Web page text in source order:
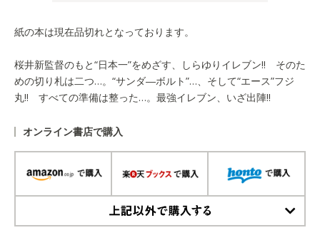
紙の本は現在品切れとなっております。
桜井新監督のもと“日本一”をめざす、しらゆりイレブン!! そのた
めの切り札は二つ…。“サンダ―ボルト”…、そして“エース”フジ
丸!! すべての準備は整った…。最強イレブン、いざ出陣!!
オンライン書店で購入